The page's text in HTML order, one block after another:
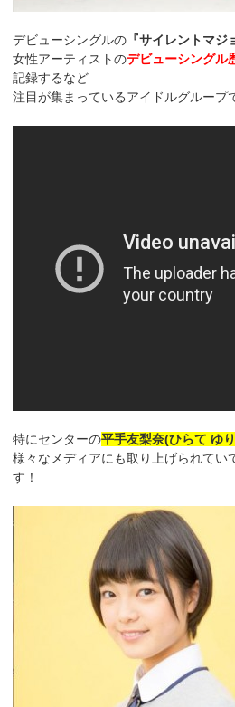
デビューシングルの 『サイレントマジ
女性アーティストのデビューシングル
記録するなど
注目が集まっているアイドルグループ
特にセンターの平手友梨奈(ひらて ゆ
様々なメディアにも取り上げられてい
す！